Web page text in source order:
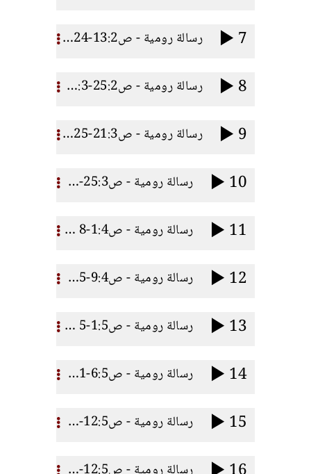
7 رسالة رومية - ص13:2-24 خطايا اليهود
8 رسالة رومية - ص25:2-20:3اعتراضات اليهود
9 رسالة رومية - ص21:3-25 بر اللـه ج1
10 رسالة رومية - ص25:3-31 بر اللـه ج2
11 رسالة رومية - ص1:4-8 بر الإيمان
12 رسالة رومية - ص9:4-25إيمان إبراهيم وإيماننا
13 رسالة رومية - ص1:5-5 ثمار التبرير
14 رسالة رومية - ص6:5-11 موت المسيح
15 رسالة رومية - ص12:5-21 آدم والمسيح